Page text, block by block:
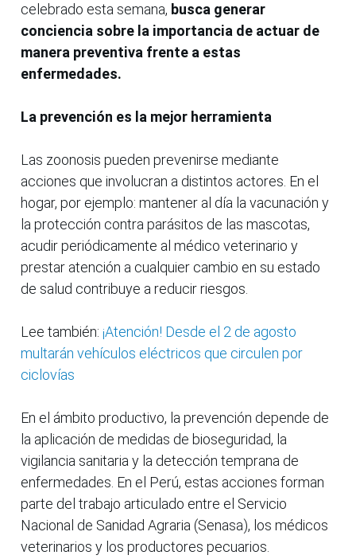
celebrado esta semana, busca generar
conciencia sobre la importancia de actuar de
manera preventiva frente a estas
enfermedades.
La prevención es la mejor herramienta
Las zoonosis pueden prevenirse mediante
acciones que involucran a distintos actores. En el
hogar, por ejemplo: mantener al día la vacunación y
la protección contra parásitos de las mascotas,
acudir periódicamente al médico veterinario y
prestar atención a cualquier cambio en su estado
de salud contribuye a reducir riesgos.
Lee también: ¡Atención! Desde el 2 de agosto
multarán vehículos eléctricos que circulen por
ciclovías
En el ámbito productivo, la prevención depende de
la aplicación de medidas de bioseguridad, la
vigilancia sanitaria y la detección temprana de
enfermedades. En el Perú, estas acciones forman
parte del trabajo articulado entre el Servicio
Nacional de Sanidad Agraria (Senasa), los médicos
veterinarios y los productores pecuarios.